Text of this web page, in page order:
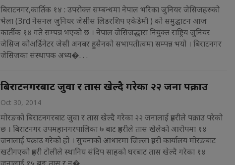
बिराटनगर,कार्तिक १४ : उपरोक्त सम्बन्धमा नेपाल भरिका जुनियर जेसिजहरुको
भेला (3rd नेसनल जुनियर जेसीस लिडरशिप एकेडेमी ) को समुद्घाटन आज
कार्तीक १४ गते सम्पन्न भएको छ । नेपाल जेसिजद्धारा नियुक्त राष्ट्रिय जुनियर
जेसिज कोअर्डिनेटर जेसी अनबर हुसैनको सभापतीत्वमा सम्पन्न भयो । बिराटनगर
जेसिजका संस्थापक अध्य�. . .
बिराटनगरबाट जुवा र तास खेल्दै गरेका २२ जना पक्राउ
Oct 30, 2014
मोरङको बिराटनगरबाट जुवा र तास खेल्दै गरेका २२ जनालाई प्रहरीले पक्राउ परेको
छ । बिराटनगर उपमहानगरपालिका ७ बाट प्रहरीले तास खेलेको आरोपमा १४
जनालाई पक्राउ गरेको हो । सुचनाको आधारमा जिल्ला प्रहरी कार्यालय मोरङबाट
खटीगएको प्रहरी टोलीले स्थानिय संदिप साहको घरबाट तास खेल्दै गरेका १४